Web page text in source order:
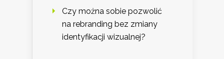
Czy można sobie pozwolić
na rebranding bez zmiany
identyfikacji wizualnej?